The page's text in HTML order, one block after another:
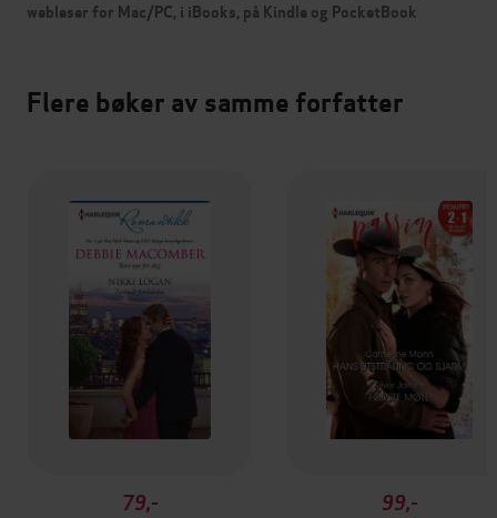
webleser for Mac/PC, i iBooks, på Kindle og PocketBook
Flere bøker av samme forfatter
79,-
99,-